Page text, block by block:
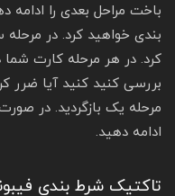
بررسی کنید کنید آیا ضرر
ادامه دهید.
تاکتیک شرط بندی